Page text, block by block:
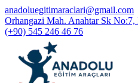
anadoluegitimaraclari@gmail.com
Orhangazi Mah. Anahtar Sk No:7,
(+90) 545 246 46 76